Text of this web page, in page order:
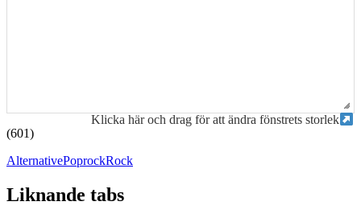
Klicka här och drag för att ändra fönstrets storlek
(601)
AlternativePoprockRock
Liknande tabs